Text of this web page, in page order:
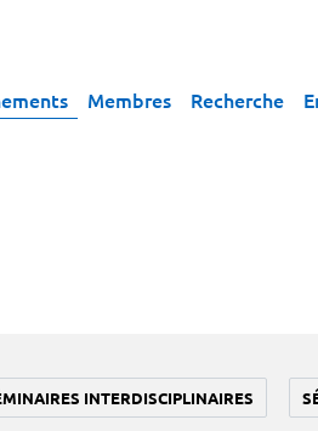
Membres Recherche
INTERDISCIPLINAIRES